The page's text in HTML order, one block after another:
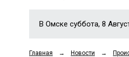
В Омске суббота, 8
Главная → Новости →